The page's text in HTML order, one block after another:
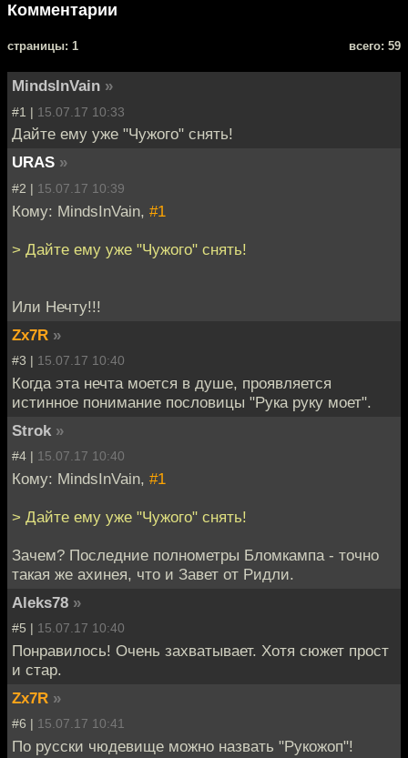
Комментарии
cтраницы: 1 всего: 59
MindsInVain »
#1 | 15.07.17 10:33
Дайте ему уже "Чужого" снять!
URAS »
#2 | 15.07.17 10:39
Кому: MindsInVain, #1
> Дайте ему уже "Чужого" снять!
Или Нечту!!!
Zx7R »
#3 | 15.07.17 10:40
Когда эта нечта моется в душе, проявляется
истинное понимание пословицы "Рука руку моет".
Strok »
#4 | 15.07.17 10:40
Кому: MindsInVain, #1
> Дайте ему уже "Чужого" снять!
Зачем? Последние полнометры Бломкампа - точно
такая же ахинея, что и Завет от Ридли.
Aleks78 »
#5 | 15.07.17 10:40
Понравилось! Очень захватывает. Хотя сюжет прост
и стар.
Zx7R »
#6 | 15.07.17 10:41
По русски чюдевище можно назвать "Рукожоп"!